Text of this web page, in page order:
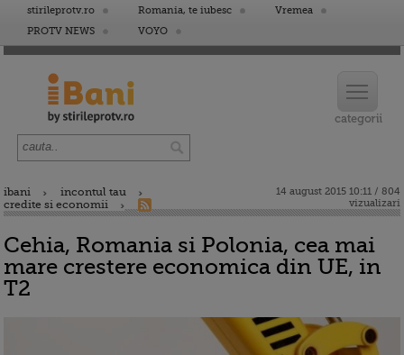
stirileprotv.ro Romania, te iubesc
Vremea
PROTV NEWS
VOYO
ibani
incontul tau
credite si economii
14 august 2015 10:11 / 804
vizualizari
Cehia, Romania si Polonia, cea mai
mare crestere economica din UE, in
T2